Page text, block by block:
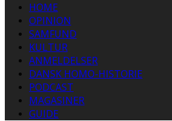
HOME
OPINION
SAMFUND
KULTUR
ANMELDELSER
DANSK HOMO-HISTORIE
PODCAST
MAGASINER
GUIDE